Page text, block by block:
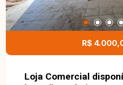
R$
Loja Comercial